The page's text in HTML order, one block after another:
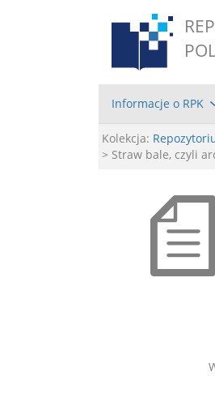
Informacje o RPK
Kolekcja:
> Straw bale, czyli